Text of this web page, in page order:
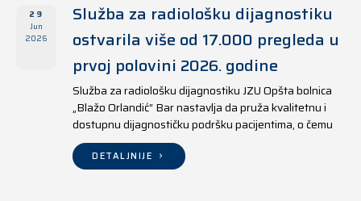
29
Jun
2026
Služba za radiološku dijagnostiku
ostvarila više od 17.000 pregleda u
prvoj polovini 2026. godine
Služba za radiološku dijagnostiku JZU Opšta bolnica
„Blažo Orlandić“ Bar nastavlja da pruža kvalitetnu i
dostupnu dijagnostičku podršku pacijentima, o čemu
svjedoče i rezultati ostvareni u periodu od 1. januara
do 17. juna 2026. godine.
DETALJNIJE